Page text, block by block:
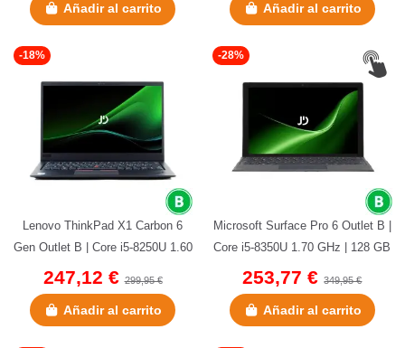
Añadir al carrito Añadir al carrito
-18%
Lenovo ThinkPad X1 Carbon 6
Gen Outlet B | Core i5-8250U 1.60
GHz | 256 GB NVMe | 8 GB...
247,12 €299,95 €
Añadir al carrito
-28%
Microsoft Surface Pro 6 Outlet B |
Core i5-8350U 1.70 GHz | 128 GB
NVMe | 8 GB LPDDR3...
253,77 €349,95 €
Añadir al carrito